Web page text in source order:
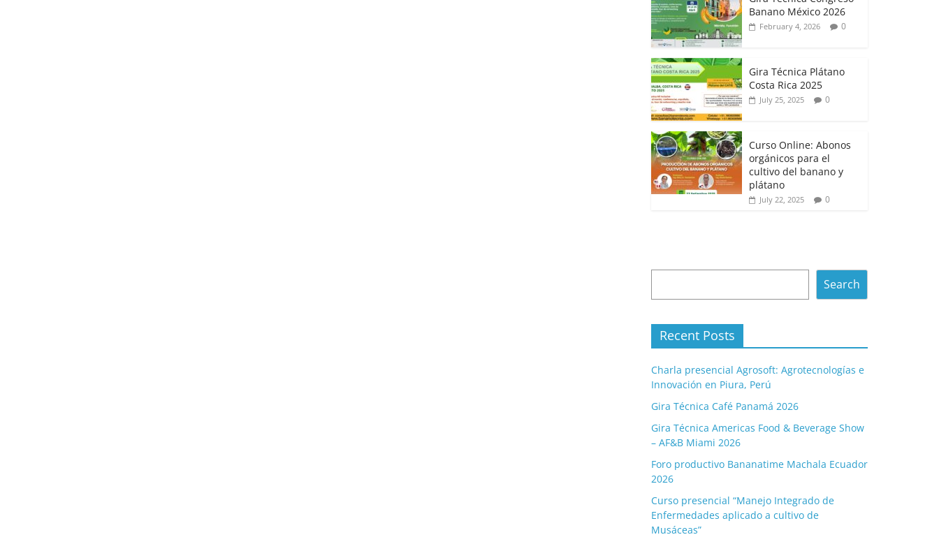
Banano México 2026
February 4, 2026 0
Gira Técnica Plátano
Costa Rica 2025
July 25, 2025 0
Curso Online: Abonos
orgánicos para el
cultivo del banano y
plátano
July 22, 2025 0
Search
Recent Posts
Charla presencial Agrosoft: Agrotecnologías e
Innovación en Piura, Perú
Gira Técnica Café Panamá 2026
Gira Técnica Americas Food & Beverage Show
– AF&B Miami 2026
Foro productivo Bananatime Machala Ecuador
2026
Curso presencial “Manejo Integrado de
Enfermedades aplicado a cultivo de
Musáceas”